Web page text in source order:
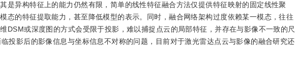
是异构特征上的能力仍然有限，简单的线性特征融合方法仅提供特征映射的固定线性聚
态的特征提取能力，甚至降低模型的表示。同时，融合网络架构过度依赖某一模态，往往
DSM或深度图的方式会受限于投影，难以捕捉点云的局部特征，并存在与影像不一致的尺
投影后的影像信息与坐标信息不对称的问题，目前对于激光雷达点云与影像的融合研究还